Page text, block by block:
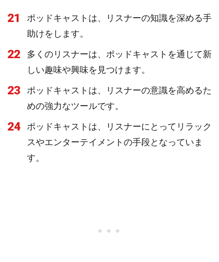
21
ポッドキャストは、リスナーの知識を深める手
助けをします。
22
多くのリスナーは、ポッドキャストを通じて新
しい趣味や興味を見つけます。
23
ポッドキャストは、リスナーの意識を高めるた
めの強力なツールです。
24
ポッドキャストは、リスナーにとってリラック
スやエンターテイメントの手段となっていま
す。